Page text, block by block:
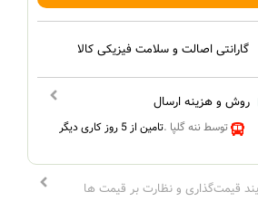
گارانتی اصالت و سلامت فیزیکی کالا
روش و هزینه ارسال
توسط ننه گلپا .تامین از 5 روز کاری دیگر
قیمت‌گذاری و نظارت بر قیمت ها